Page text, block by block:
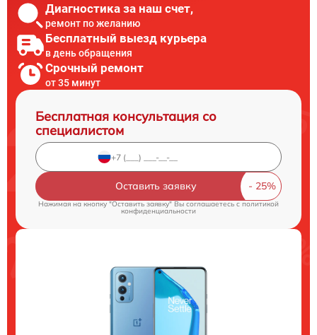
Диагностика за наш счет,
ремонт по желанию
Бесплатный выезд курьера
в день обращения
Срочный ремонт
от 35 минут
Бесплатная консультация со
специалистом
Оставить заявку
Нажимая на кнопку "Оставить заявку" Вы соглашаетесь c политикой
конфиденциальности